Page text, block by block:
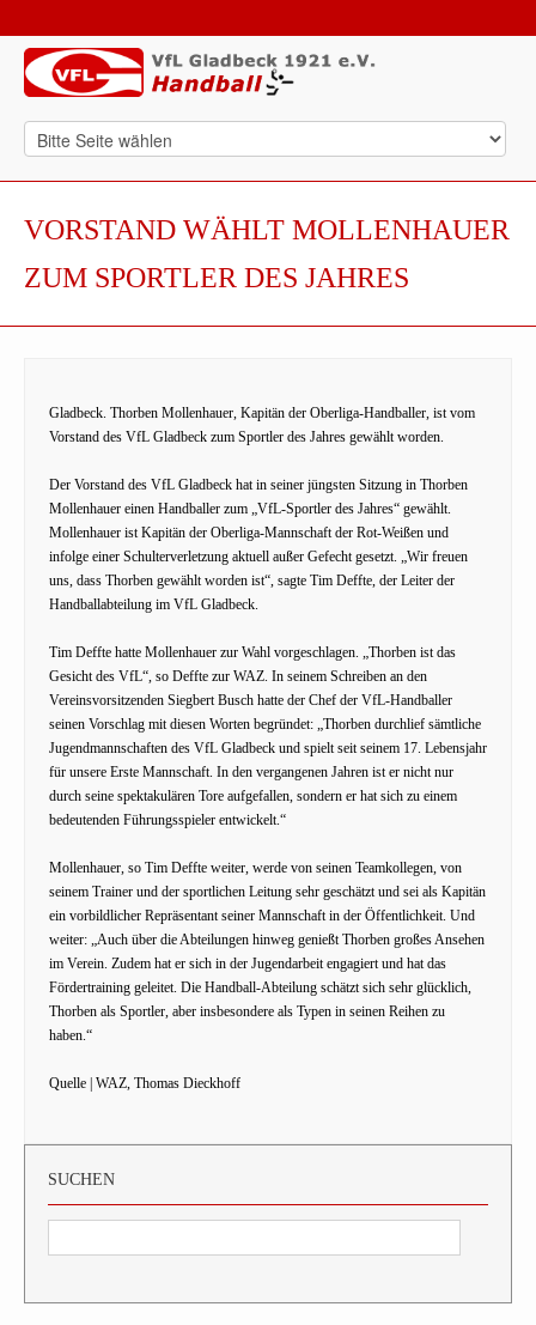
VORSTAND WÄHLT MOLLENHAUER
ZUM SPORTLER DES JAHRES
Gladbeck. Thorben Mollenhauer, Kapitän der Oberliga-Handballer, ist vom
Vorstand des VfL Gladbeck zum Sportler des Jahres gewählt worden.
Der Vorstand des VfL Gladbeck hat in seiner jüngsten Sitzung in Thorben
Mollenhauer einen Handballer zum „VfL-Sportler des Jahres“ gewählt.
Mollenhauer ist Kapitän der Oberliga-Mannschaft der Rot-Weißen und
infolge einer Schulterverletzung aktuell außer Gefecht gesetzt. „Wir freuen
uns, dass Thorben gewählt worden ist“, sagte Tim Deffte, der Leiter der
Handballabteilung im VfL Gladbeck.
Tim Deffte hatte Mollenhauer zur Wahl vorgeschlagen. „Thorben ist das
Gesicht des VfL“, so Deffte zur WAZ. In seinem Schreiben an den
Vereinsvorsitzenden Siegbert Busch hatte der Chef der VfL-Handballer
seinen Vorschlag mit diesen Worten begründet: „Thorben durchlief sämtliche
Jugendmannschaften des VfL Gladbeck und spielt seit seinem 17. Lebensjahr
für unsere Erste Mannschaft. In den vergangenen Jahren ist er nicht nur
durch seine spektakulären Tore aufgefallen, sondern er hat sich zu einem
bedeutenden Führungsspieler entwickelt.“
Mollenhauer, so Tim Deffte weiter, werde von seinen Teamkollegen, von
seinem Trainer und der sportlichen Leitung sehr geschätzt und sei als Kapitän
ein vorbildlicher Repräsentant seiner Mannschaft in der Öffentlichkeit. Und
weiter: „Auch über die Abteilungen hinweg genießt Thorben großes Ansehen
im Verein. Zudem hat er sich in der Jugendarbeit engagiert und hat das
Fördertraining geleitet. Die Handball-Abteilung schätzt sich sehr glücklich,
Thorben als Sportler, aber insbesondere als Typen in seinen Reihen zu
haben.“
Quelle | WAZ, Thomas Dieckhoff
SUCHEN